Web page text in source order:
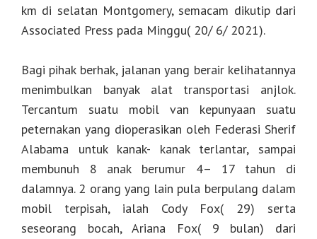
km di selatan Montgomery, semacam dikutip dari
Associated Press pada Minggu( 20/ 6/ 2021).
Bagi pihak berhak, jalanan yang berair kelihatannya
menimbulkan banyak alat transportasi anjlok.
Tercantum suatu mobil van kepunyaan suatu
peternakan yang dioperasikan oleh Federasi Sherif
Alabama untuk kanak- kanak terlantar, sampai
membunuh 8 anak berumur 4– 17 tahun di
dalamnya. 2 orang yang lain pula berpulang dalam
mobil terpisah, ialah Cody Fox( 29) serta
seseorang bocah, Ariana Fox( 9 bulan) dari